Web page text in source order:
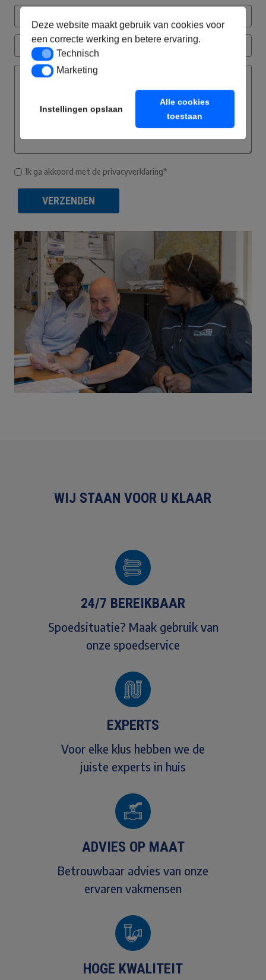
Deze website maakt gebruik van cookies voor
een correcte werking en betere ervaring.
TechnischTechnisch
MarketingMarketing
Instellingen opslaan
Alle cookies
toestaan
Ik ga akkoord met de privacyverklaring*
VERZENDEN
WIJ STAAN VOOR U KLAAR
24/7 BEREIKBAAR
Spoedsituatie? Maak gebruik van
onze spoedservice
EXPERTS
Voor elke klus hebben we de
juiste experts in huis
ADVIES OP MAAT
Betrouwbaar advies van onze
ervaren vakmensen
HOGE KWALITEIT